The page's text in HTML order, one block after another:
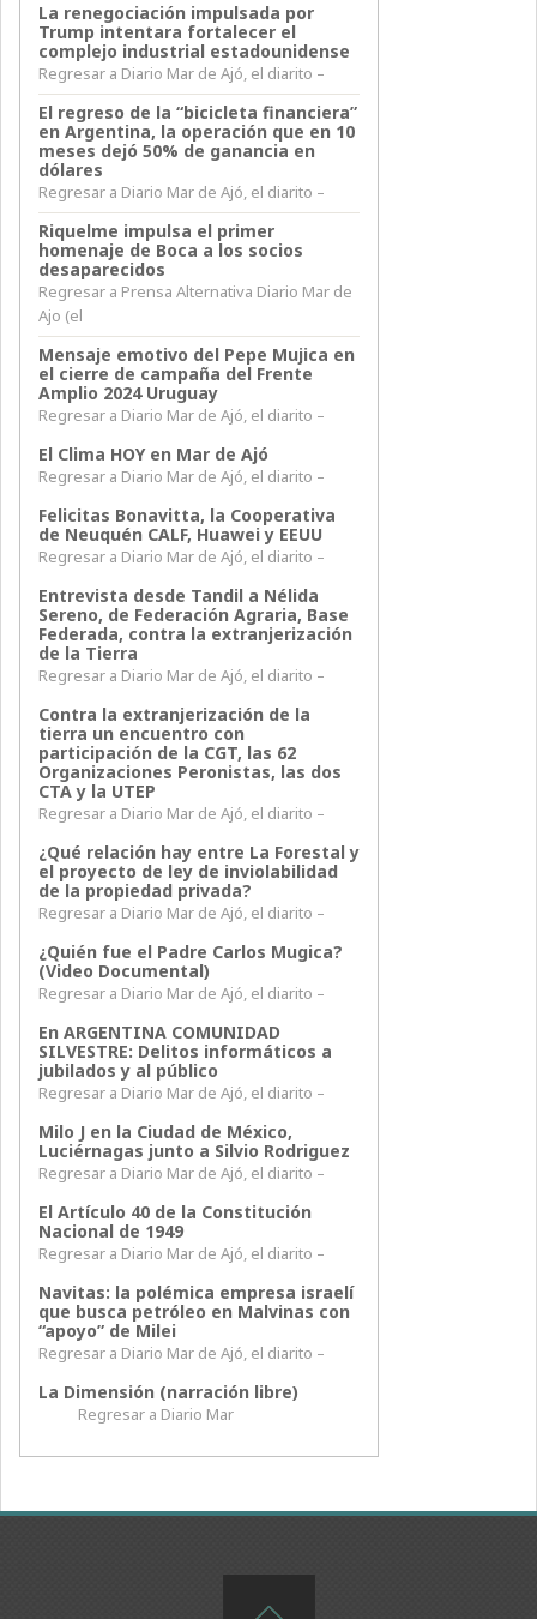
La renegociación impulsada por
Trump intentara fortalecer el
complejo industrial estadounidense
Regresar a Diario Mar de Ajó, el diarito –
El regreso de la “bicicleta financiera”
en Argentina, la operación que en 10
meses dejó 50% de ganancia en
dólares
Regresar a Diario Mar de Ajó, el diarito –
Riquelme impulsa el primer
homenaje de Boca a los socios
desaparecidos
Regresar a Prensa Alternativa Diario Mar de
Ajo (el
Mensaje emotivo del Pepe Mujica en
el cierre de campaña del Frente
Amplio 2024 Uruguay
Regresar a Diario Mar de Ajó, el diarito –
El Clima HOY en Mar de Ajó
Regresar a Diario Mar de Ajó, el diarito –
Felicitas Bonavitta, la Cooperativa
de Neuquén CALF, Huawei y EEUU
Regresar a Diario Mar de Ajó, el diarito –
Entrevista desde Tandil a Nélida
Sereno, de Federación Agraria, Base
Federada, contra la extranjerización
de la Tierra
Regresar a Diario Mar de Ajó, el diarito –
Contra la extranjerización de la
tierra un encuentro con
participación de la CGT, las 62
Organizaciones Peronistas, las dos
CTA y la UTEP
Regresar a Diario Mar de Ajó, el diarito –
¿Qué relación hay entre La Forestal y
el proyecto de ley de inviolabilidad
de la propiedad privada?
Regresar a Diario Mar de Ajó, el diarito –
¿Quién fue el Padre Carlos Mugica?
(Video Documental)
Regresar a Diario Mar de Ajó, el diarito –
En ARGENTINA COMUNIDAD
SILVESTRE: Delitos informáticos a
jubilados y al público
Regresar a Diario Mar de Ajó, el diarito –
Milo J en la Ciudad de México,
Luciérnagas junto a Silvio Rodriguez
Regresar a Diario Mar de Ajó, el diarito –
El Artículo 40 de la Constitución
Nacional de 1949
Regresar a Diario Mar de Ajó, el diarito –
Navitas: la polémica empresa israelí
que busca petróleo en Malvinas con
“apoyo” de Milei
Regresar a Diario Mar de Ajó, el diarito –
La Dimensión (narración libre)
Regresar a Diario Mar